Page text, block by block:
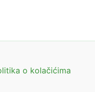
o kolačićima